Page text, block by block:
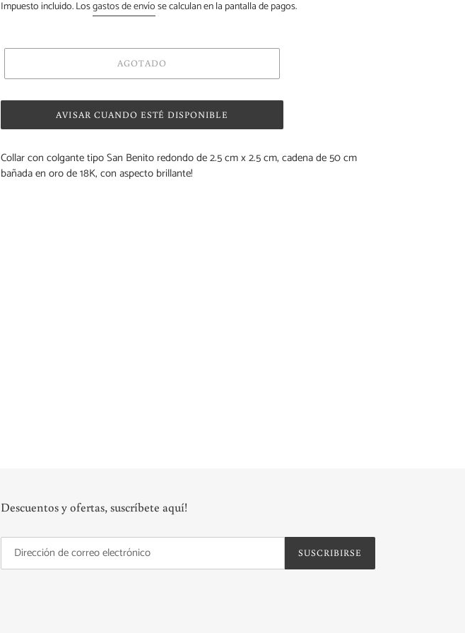
habitual
Impuesto incluido. Losgastos de envíose calculan en la pantalla de pagos.
AGOTADO
AVISAR CUANDO ESTÉ DISPONIBLE
el
producto
Collar con colgante tipo San Benito redondo de 2.5 cm x 2.5 cm, cadena de 50 cm
bañada en oro de 18K, con aspecto brillante!
Descuentos y ofertas, suscríbete aquí!
SUSCRIBIRSE